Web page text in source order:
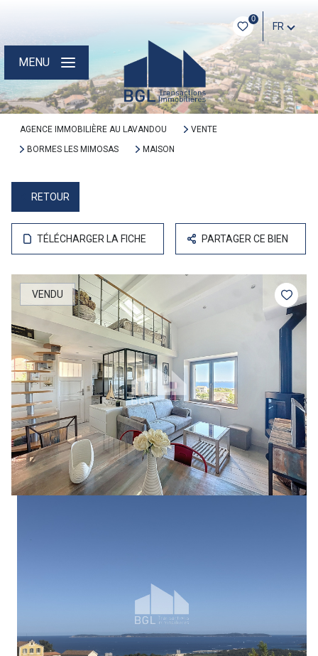
0
FR
MENU
AGENCE IMMOBILIÈRE AU LAVANDOU
VENTE
BORMES LES MIMOSAS
MAISON
RETOUR
TÉLÉCHARGER LA FICHE PARTAGER CE BIEN
VENDU